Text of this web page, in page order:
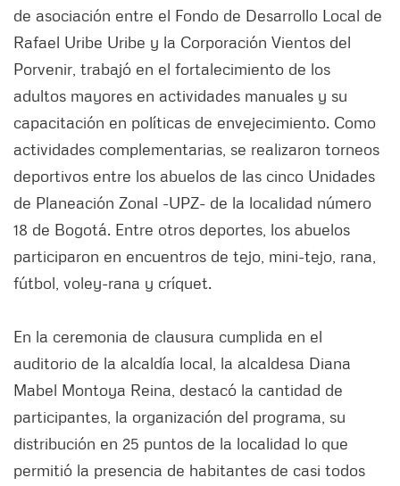
de asociación entre el Fondo de Desarrollo Local de
Rafael Uribe Uribe y la Corporación Vientos del
Porvenir, trabajó en el fortalecimiento de los
adultos mayores en actividades manuales y su
capacitación en políticas de envejecimiento. Como
actividades complementarias, se realizaron torneos
deportivos entre los abuelos de las cinco Unidades
de Planeación Zonal -UPZ- de la localidad número
18 de Bogotá. Entre otros deportes, los abuelos
participaron en encuentros de tejo, mini-tejo, rana,
fútbol, voley-rana y críquet.
En la ceremonia de clausura cumplida en el
auditorio de la alcaldía local, la alcaldesa Diana
Mabel Montoya Reina, destacó la cantidad de
participantes, la organización del programa, su
distribución en 25 puntos de la localidad lo que
permitió la presencia de habitantes de casi todos